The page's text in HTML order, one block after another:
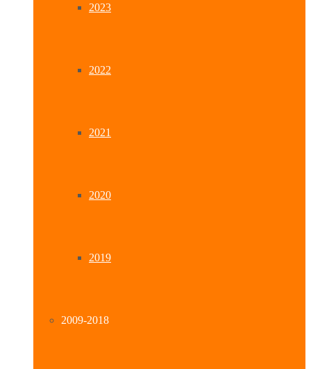
2023
2022
2021
2020
2019
2009-2018